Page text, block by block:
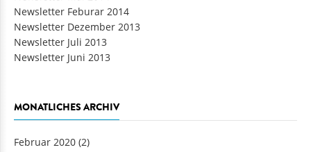
Newsletter Feburar 2014
Newsletter Dezember 2013
Newsletter Juli 2013
Newsletter Juni 2013
MONATLICHES ARCHIV
Februar 2020 (2)